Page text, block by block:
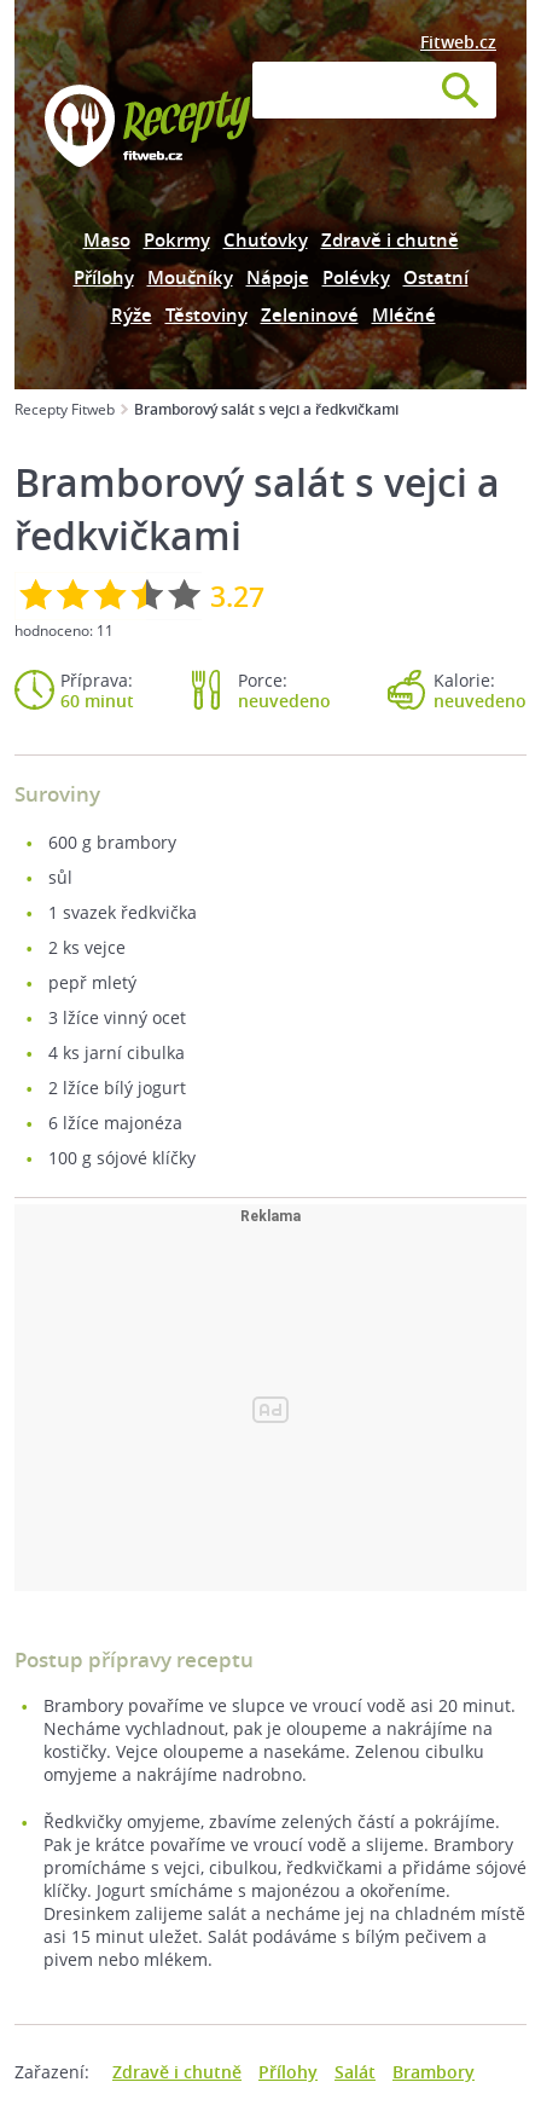
Fitweb.cz
Maso Pokrmy Chuťovky Zdravě i chutně
Přílohy Moučníky Nápoje Polévky Ostatní
Rýže Těstoviny Zeleninové Mléčné
Recepty Fitweb Bramborový salát s vejci a ředkvičkami
Bramborový salát s vejci a
ředkvičkami
3.27
hodnoceno: 11
Příprava:
60 minut
Porce:
neuvedeno
Kalorie:
neuvedeno
Suroviny
600 g brambory
sůl
1 svazek ředkvička
2 ks vejce
pepř mletý
3 lžíce vinný ocet
4 ks jarní cibulka
2 lžíce bílý jogurt
6 lžíce majonéza
100 g sójové klíčky
Postup přípravy receptu
Brambory povaříme ve slupce ve vroucí vodě asi 20 minut.
Necháme vychladnout, pak je oloupeme a nakrájíme na
kostičky. Vejce oloupeme a nasekáme. Zelenou cibulku
omyjeme a nakrájíme nadrobno.
Ředkvičky omyjeme, zbavíme zelených částí a pokrájíme.
Pak je krátce povaříme ve vroucí vodě a slijeme. Brambory
promícháme s vejci, cibulkou, ředkvičkami a přidáme sójové
klíčky. Jogurt smícháme s majonézou a okořeníme.
Dresinkem zalijeme salát a necháme jej na chladném místě
asi 15 minut uležet. Salát podáváme s bílým pečivem a
pivem nebo mlékem.
Zařazení: Zdravě i chutně Přílohy Salát Brambory